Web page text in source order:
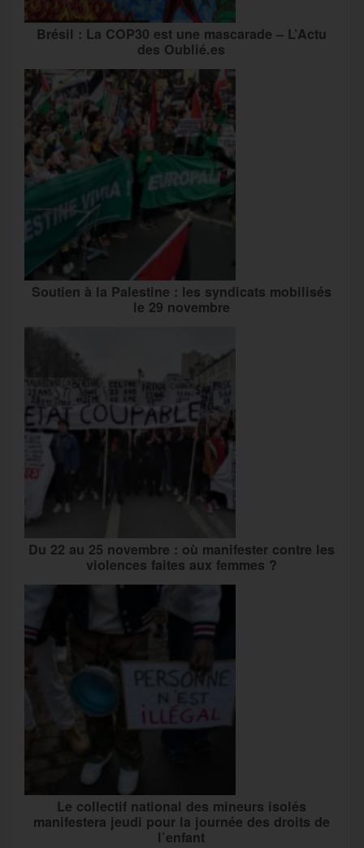
Brésil : La COP30 est une mascarade – L’Actu
des Oublié.es
Soutien à la Palestine : les syndicats mobilisés
le 29 novembre
Du 22 au 25 novembre : où manifester contre les
violences faites aux femmes ?
Le collectif national des mineurs isolés
manifestera jeudi pour la journée des droits de
l’enfant